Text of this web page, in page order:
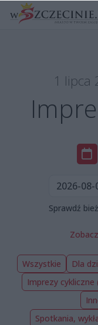
1 lipca
Sprawdź
Wszystkie Dla
Imprezy cykliczne
Spotkania,